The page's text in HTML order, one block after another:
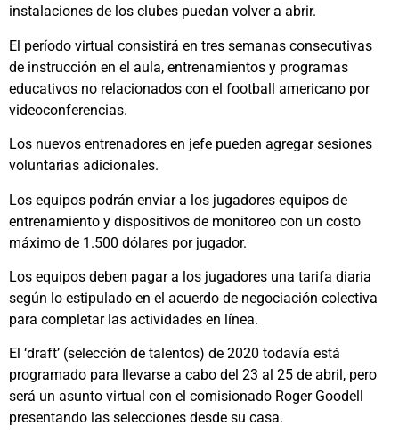
instalaciones de los clubes puedan volver a abrir.
El período virtual consistirá en tres semanas consecutivas
de instrucción en el aula, entrenamientos y programas
educativos no relacionados con el football americano por
videoconferencias.
Los nuevos entrenadores en jefe pueden agregar sesiones
voluntarias adicionales.
Los equipos podrán enviar a los jugadores equipos de
entrenamiento y dispositivos de monitoreo con un costo
máximo de 1.500 dólares por jugador.
Los equipos deben pagar a los jugadores una tarifa diaria
según lo estipulado en el acuerdo de negociación colectiva
para completar las actividades en línea.
El ‘draft’ (selección de talentos) de 2020 todavía está
programado para llevarse a cabo del 23 al 25 de abril, pero
será un asunto virtual con el comisionado Roger Goodell
presentando las selecciones desde su casa.